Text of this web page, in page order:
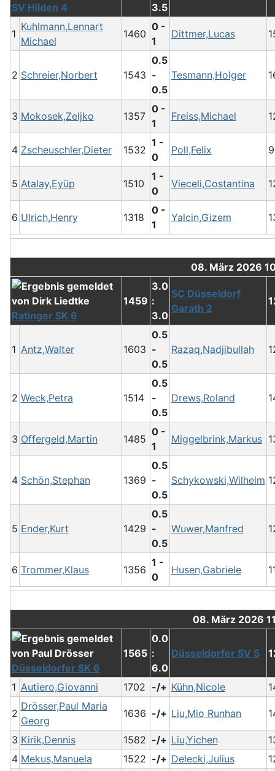
SV Hilden 4
3.5
1
Kuhlmann,Lennart
Michael
1460
0 -
1
Dittmer,Lucas
2 Schreier,Norbert 1543
0.5
-
0.5
Tesmann,Holger
3 Mokosek,Zeljko 1357
0 -
1
Freiss,Michael
4 Zscheuschler,Dieter 1532
1 -
0
Poll,Felix
5 Atalay,Eyüp 1510
1 -
0
Vieceli,Costantina
6 Ulrich,Henry 1318
0 -
1
Yalcin,Gizem
08. März 2026
Ratinger SK 6
1459
3.0
:
3.0
SC Düsseldorf
Garath 2
1 Antz,Walter 1603
0.5
-
0.5
Razaq,Nadjibullah
2 Weck,Petra 1514
0.5
-
0.5
Drews,Roland
3 Offergeld,Martin 1485
0 -
1
Miggelbrink,Markus
4 Schön,Stephan 1369
0.5
-
0.5
Schykowski,Wilhelm
5 Ender,Kurt 1429
0.5
-
0.5
Wuwer,Manfred
6 Trommer,Klaus 1356
1 -
0
Husen,Gabriele
08. März 2026
Düsseldorfer SK 6
1565
0.0
:
6.0
Düsseldorfer SV 5
1 Autiero,Giovanni 1702 -/+ Kühn,Nicole
2
Drösser,Paul Maria
Georg
1636 -/+ Liu,Mio Runhan
3 Kirik,Dennis 1582 -/+ Liu,Yichen
4 Mekus,Manuela 1522 -/+ Delecki,Julius